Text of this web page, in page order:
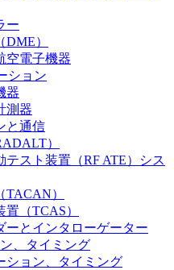
ー
）
空電子機器
ション
器
測器
と通信
）
テスト装置（RF ATE）シス
）
（TCAS）
ーとインタローゲーター
、タイミング
ション、タイミング